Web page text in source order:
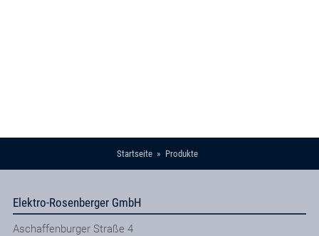
Startseite Produkte
Elektro-Rosenberger GmbH
Aschaffenburger Straße 4